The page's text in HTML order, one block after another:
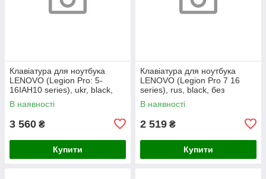
Клавіатура для ноутбука
LENOVO (Legion Pro: 5-
16IAH10 series), ukr, black,
без кадру, підсвічування
клавіш (RGB)
В наявності
3 560 ₴
Купити
Клавіатура для ноутбука
LENOVO (Legion Pro 7 16
series), rus, black, без
фрейма, підсвічування
клавіш (copilot)
В наявності
2 519 ₴
Купити